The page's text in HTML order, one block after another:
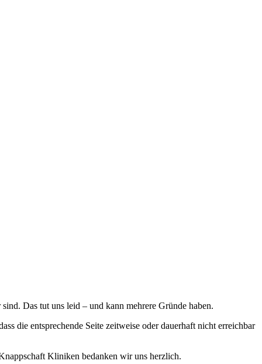
Das tut uns leid – und kann mehrere Gründe haben.
die entsprechende Seite zeitweise oder dauerhaft nicht erreichbar
Kliniken bedanken wir uns herzlich.